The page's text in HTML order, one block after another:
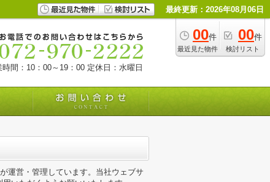
最終更新：2026年08月06日
00件
最近見た物件
00件
検討リスト
時間：10：00～19：00 定休日：水曜日
運営・管理しています。当社ウェブサ